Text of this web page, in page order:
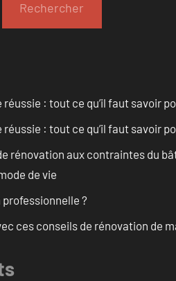
Rechercher
réussie : tout ce qu’il faut savoir
réussie : tout ce qu’il faut savoir
rénovation aux contraintes du
de vie
?
ces conseils de rénovation de